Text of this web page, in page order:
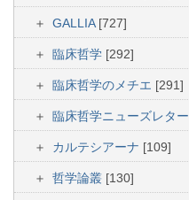
GALLIA [727]
臨床哲学 [292]
臨床哲学のメチエ [291]
臨床哲学ニューズレター
カルテシアーナ [109]
哲学論叢 [130]